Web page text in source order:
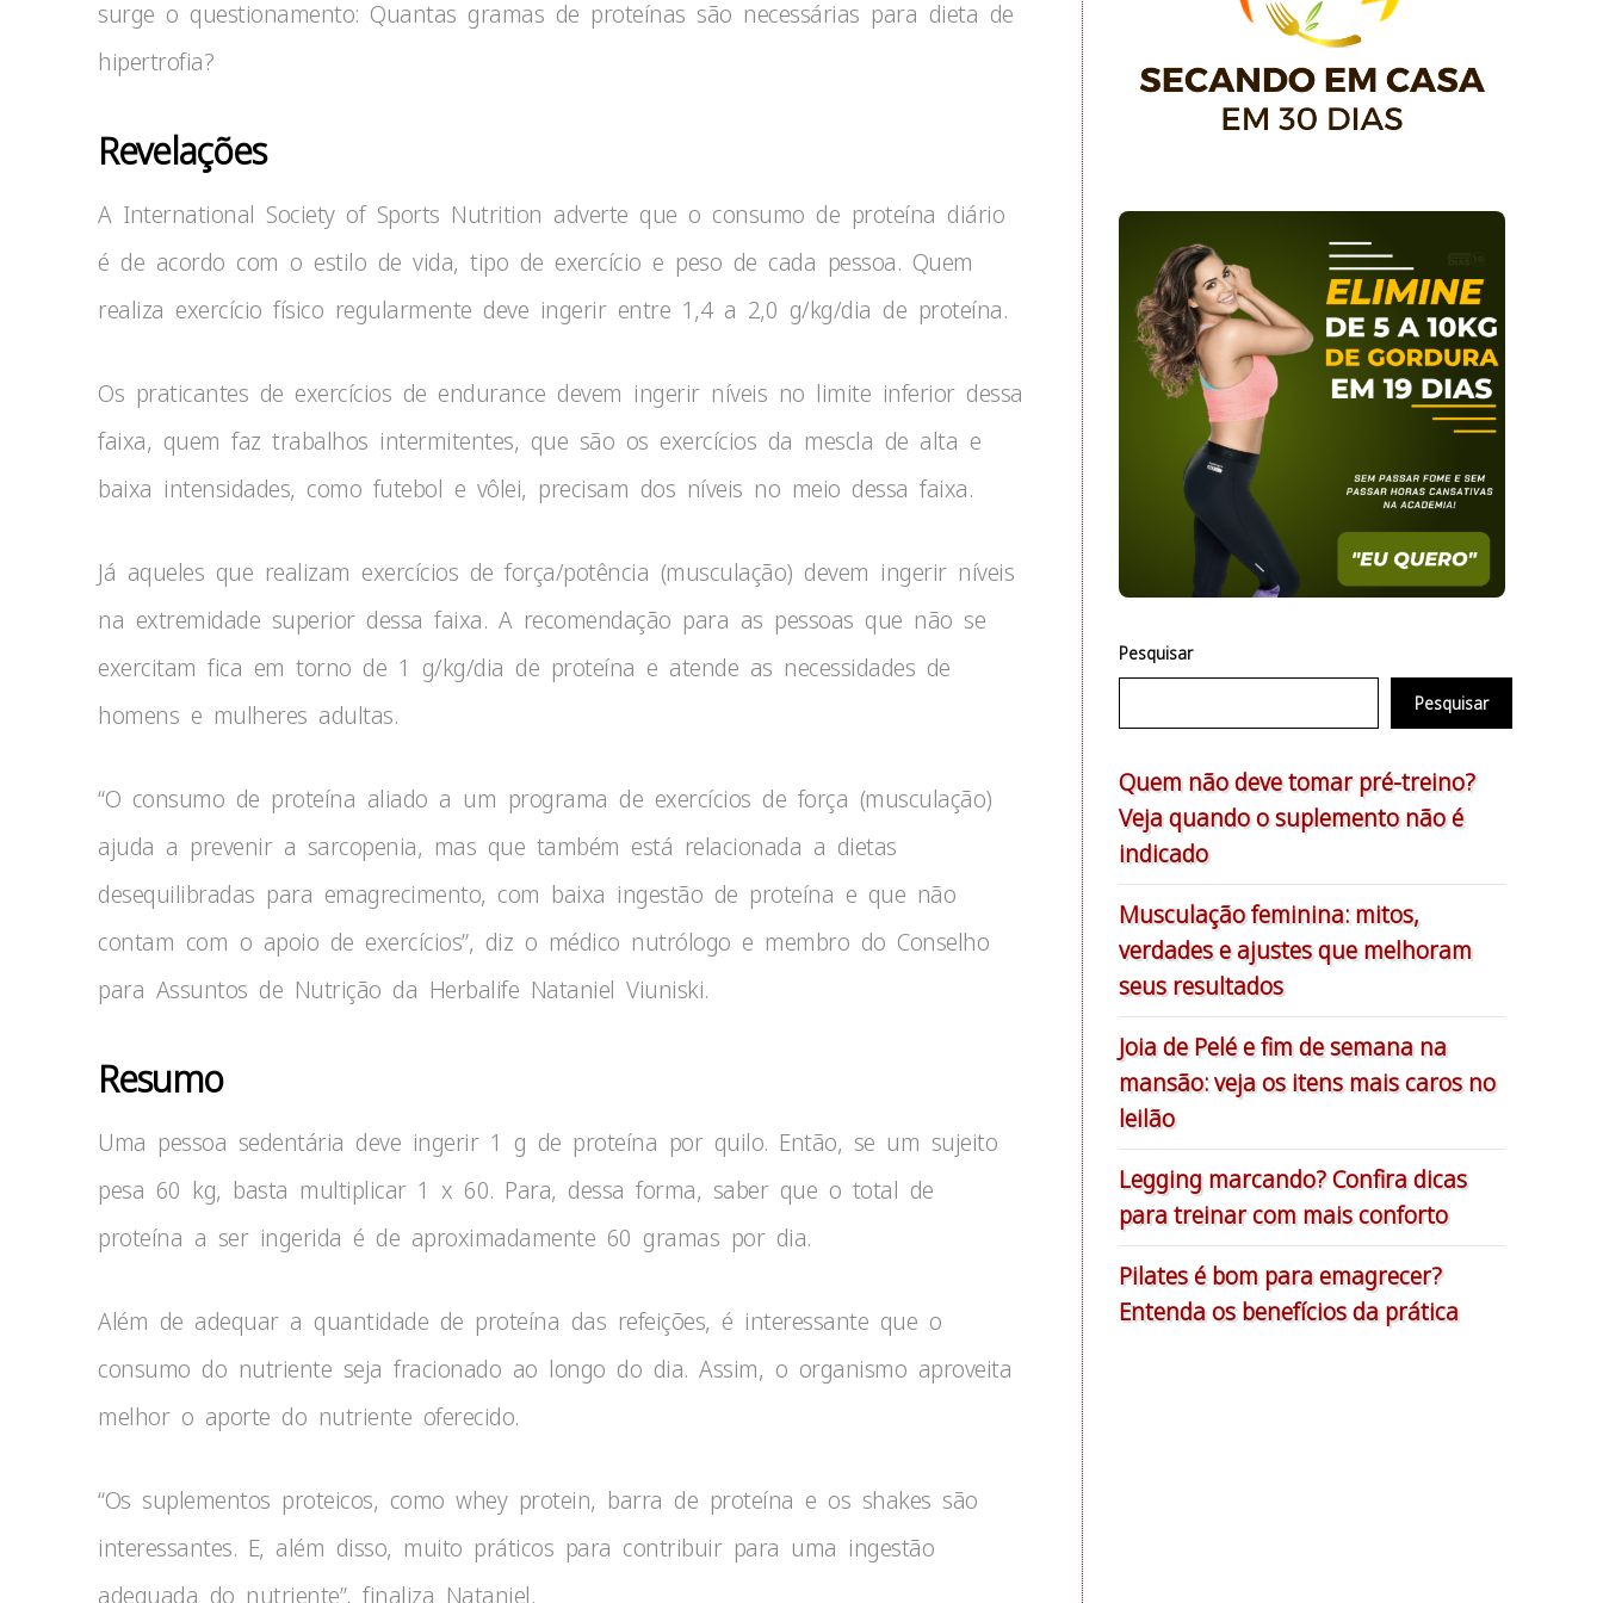
surge o questionamento: Quantas gramas de proteínas são necessárias para dieta de
hipertrofia?
Revelações
A International Society of Sports Nutrition adverte que o consumo de proteína diário
é de acordo com o estilo de vida, tipo de exercício e peso de cada pessoa. Quem
realiza exercício físico regularmente deve ingerir entre 1,4 a 2,0 g/kg/dia de proteína.
Os praticantes de exercícios de endurance devem ingerir níveis no limite inferior dessa
faixa, quem faz trabalhos intermitentes, que são os exercícios da mescla de alta e
baixa intensidades, como futebol e vôlei, precisam dos níveis no meio dessa faixa.
Já aqueles que realizam exercícios de força/potência (musculação) devem ingerir níveis
na extremidade superior dessa faixa. A recomendação para as pessoas que não se
exercitam fica em torno de 1 g/kg/dia de proteína e atende as necessidades de
homens e mulheres adultas.
“O consumo de proteína aliado a um programa de exercícios de força (musculação)
ajuda a prevenir a sarcopenia, mas que também está relacionada a dietas
desequilibradas para emagrecimento, com baixa ingestão de proteína e que não
contam com o apoio de exercícios”, diz o médico nutrólogo e membro do Conselho
para Assuntos de Nutrição da Herbalife Nataniel Viuniski.
Resumo
Uma pessoa sedentária deve ingerir 1 g de proteína por quilo. Então, se um sujeito
pesa 60 kg, basta multiplicar 1 x 60. Para, dessa forma, saber que o total de
proteína a ser ingerida é de aproximadamente 60 gramas por dia.
Além de adequar a quantidade de proteína das refeições, é interessante que o
consumo do nutriente seja fracionado ao longo do dia. Assim, o organismo aproveita
melhor o aporte do nutriente oferecido.
“Os suplementos proteicos, como whey protein, barra de proteína e os shakes são
interessantes. E, além disso, muito práticos para contribuir para uma ingestão
adequada do nutriente”, finaliza Nataniel.
Pesquisar
Pesquisar
Quem não deve tomar pré-treino?
Veja quando o suplemento não é
indicado
Musculação feminina: mitos,
verdades e ajustes que melhoram
seus resultados
Joia de Pelé e fim de semana na
mansão: veja os itens mais caros no
leilão
Legging marcando? Confira dicas
para treinar com mais conforto
Pilates é bom para emagrecer?
Entenda os benefícios da prática